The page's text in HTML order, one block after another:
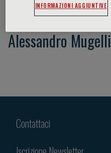
Alessandro Mugelli
Contattaci
INFORMAZIONI AGGIUNTIVE